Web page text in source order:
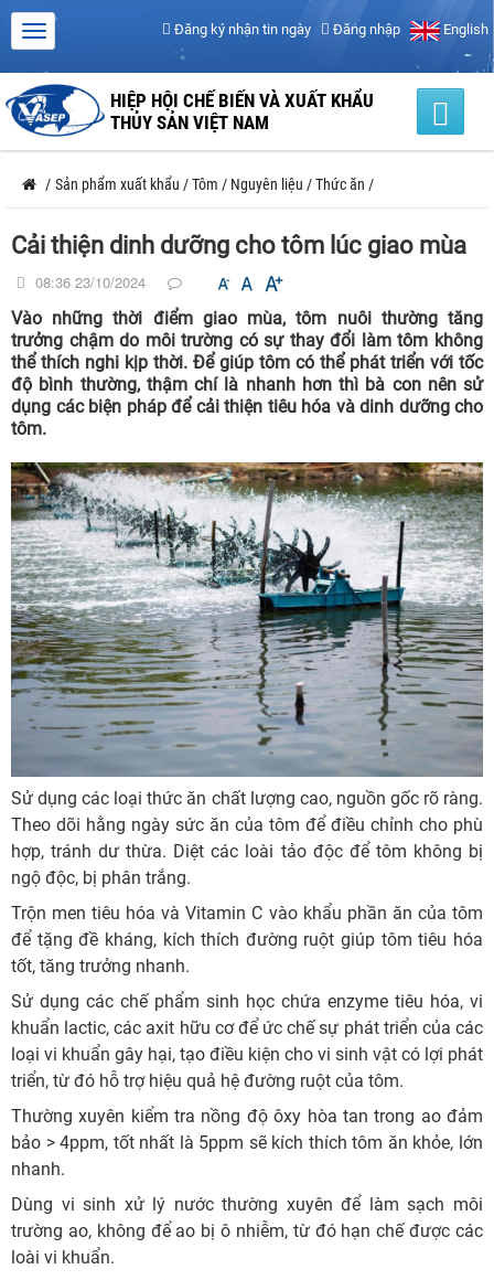
Đăng ký nhận tin ngày Đăng nhập English
HIỆP HỘI CHẾ BIẾN VÀ XUẤT KHẨU
THỦY SẢN VIỆT NAM
/ Sản phẩm xuất khẩu /Tôm / Nguyên liệu /Thức ăn /
Cải thiện dinh dưỡng cho tôm lúc giao mùa
08:36 23/10/2024
Vào những thời điểm giao mùa, tôm nuôi thường tăng
trưởng chậm do môi trường có sự thay đổi làm tôm không
thể thích nghi kịp thời. Để giúp tôm có thể phát triển với tốc
độ bình thường, thậm chí là nhanh hơn thì bà con nên sử
dụng các biện pháp để cải thiện tiêu hóa và dinh dưỡng cho
tôm.
Sử dụng các loại thức ăn chất lượng cao, nguồn gốc rõ ràng.
Theo dõi hằng ngày sức ăn của tôm để điều chỉnh cho phù
hợp, tránh dư thừa. Diệt các loài tảo độc để tôm không bị
ngộ độc, bị phân trắng.
Trộn men tiêu hóa và Vitamin C vào khẩu phần ăn của tôm
để tặng đề kháng, kích thích đường ruột giúp tôm tiêu hóa
tốt, tăng trưởng nhanh.
Sử dụng các chế phẩm sinh học chứa enzyme tiêu hóa, vi
khuẩn lactic, các axit hữu cơ để ức chế sự phát triển của các
loại vi khuẩn gây hại, tạo điều kiện cho vi sinh vật có lợi phát
triển, từ đó hỗ trợ hiệu quả hệ đường ruột của tôm.
Thường xuyên kiểm tra nồng độ ôxy hòa tan trong ao đảm
bảo > 4ppm, tốt nhất là 5ppm sẽ kích thích tôm ăn khỏe, lớn
nhanh.
Dùng vi sinh xử lý nước thường xuyên để làm sạch môi
trường ao, không để ao bị ô nhiễm, từ đó hạn chế được các
loài vi khuẩn.